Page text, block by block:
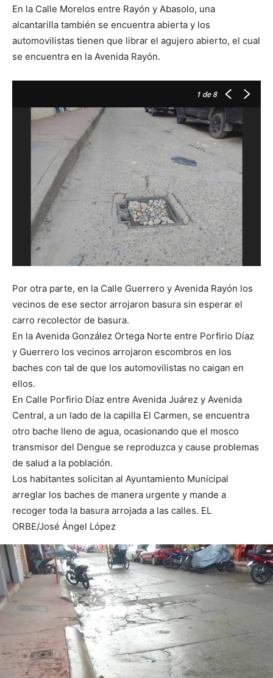
En la Calle Morelos entre Rayón y Abasolo, una
alcantarilla también se encuentra abierta y los
automovilistas tienen que librar el agujero abierto, el cual
se encuentra en la Avenida Rayón.
1 de 8
Por otra parte, en la Calle Guerrero y Avenida Rayón los
vecinos de ese sector arrojaron basura sin esperar el
carro recolector de basura.
En la Avenida González Ortega Norte entre Porfirio Díaz
y Guerrero los vecinos arrojaron escombros en los
baches con tal de que los automovilistas no caigan en
ellos.
En Calle Porfirio Díaz entre Avenida Juárez y Avenida
Central, a un lado de la capilla El Carmen, se encuentra
otro bache lleno de agua, ocasionando que el mosco
transmisor del Dengue se reproduzca y cause problemas
de salud a la población.
Los habitantes solicitan al Ayuntamiento Municipal
arreglar los baches de manera urgente y mande a
recoger toda la basura arrojada a las calles. EL
ORBE/José Ángel López